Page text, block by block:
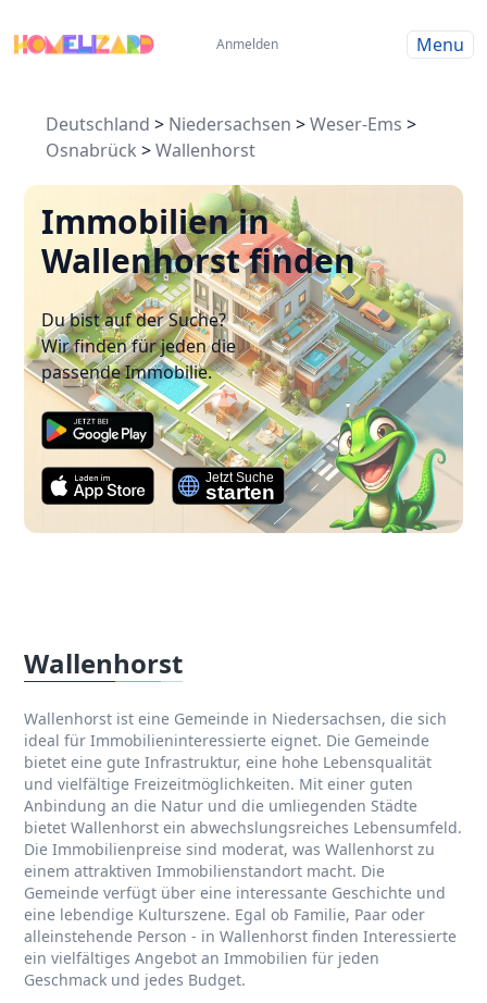
Anmelden Menu
Deutschland > Niedersachsen >Weser-Ems >
Osnabrück >Wallenhorst
Immobilien in
Wallenhorst finden
Du bist auf der Suche?
Wir finden für jeden die
passende Immobilie.
Wallenhorst
Wallenhorst ist eine Gemeinde in Niedersachsen, die sich
ideal für Immobilieninteressierte eignet. Die Gemeinde
bietet eine gute Infrastruktur, eine hohe Lebensqualität
und vielfältige Freizeitmöglichkeiten. Mit einer guten
Anbindung an die Natur und die umliegenden Städte
bietet Wallenhorst ein abwechslungsreiches Lebensumfeld.
Die Immobilienpreise sind moderat, was Wallenhorst zu
einem attraktiven Immobilienstandort macht. Die
Gemeinde verfügt über eine interessante Geschichte und
eine lebendige Kulturszene. Egal ob Familie, Paar oder
alleinstehende Person - in Wallenhorst finden Interessierte
ein vielfältiges Angebot an Immobilien für jeden
Geschmack und jedes Budget.